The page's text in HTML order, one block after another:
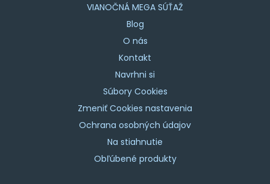
VIANOČNÁ MEGA SÚŤAŽ
Blog
O nás
Kontakt
Navrhni si
Súbory Cookies
Zmeniť Cookies nastavenia
Ochrana osobných údajov
Na stiahnutie
Obľúbené produkty